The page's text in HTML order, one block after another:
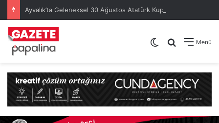
Menü
Arama yap
Dış görünümü